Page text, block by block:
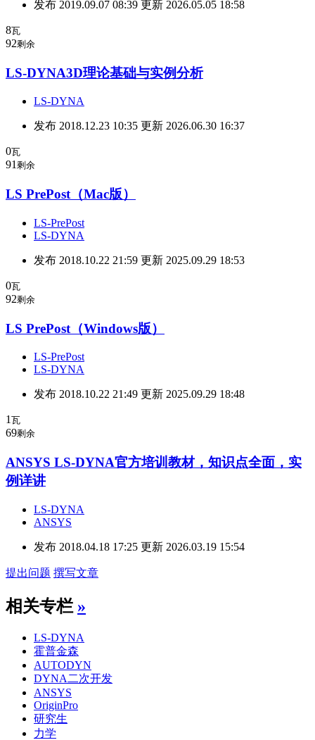
发布 2019.09.07 08:39 更新 2026.05.05 18:58
8瓦
92剩余
LS-DYNA3D理论基础与实例分析
LS-DYNA
发布 2018.12.23 10:35 更新 2026.06.30 16:37
0瓦
91剩余
LS PrePost（Mac版）
LS-PrePost
LS-DYNA
发布 2018.10.22 21:59 更新 2025.09.29 18:53
0瓦
92剩余
LS PrePost（Windows版）
LS-PrePost
LS-DYNA
发布 2018.10.22 21:49 更新 2025.09.29 18:48
1 瓦
69剩余
ANSYS LS-DYNA官方培训教材，知识点全面，实
例详讲
LS-DYNA
ANSYS
发布 2018.04.18 17:25 更新 2026.03.19 15:54
提出问题 撰写文章
相关专栏 »
LS-DYNA
霍普金森
AUTODYN
DYNA二次开发
ANSYS
OriginPro
研究生
力学